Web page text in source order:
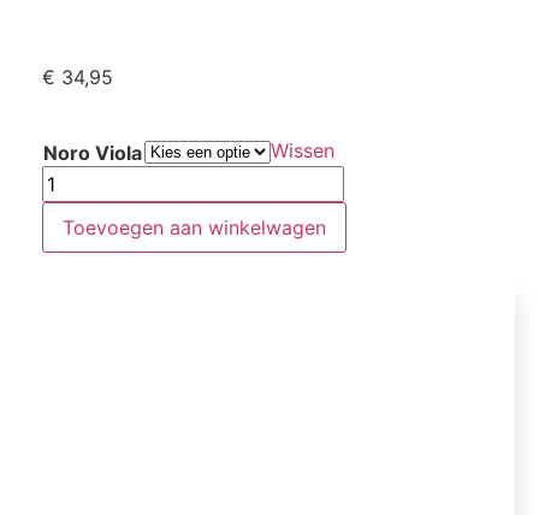
€ 34,95
Noro Viola Wissen
Toevoegen aan winkelwagen